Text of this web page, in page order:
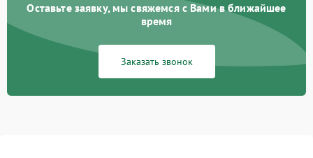
Оставьте заявку, мы свяжемся с Вами в ближайшее
время
Заказать звонок